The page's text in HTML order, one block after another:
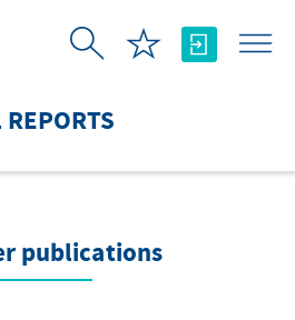
publications